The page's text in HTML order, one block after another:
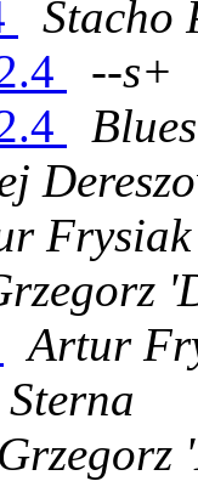
Stacho
--s+
Blues
Frysiak
Artur
Grzegorz